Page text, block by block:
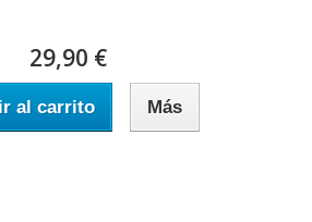
29,90 €
al carrito Más